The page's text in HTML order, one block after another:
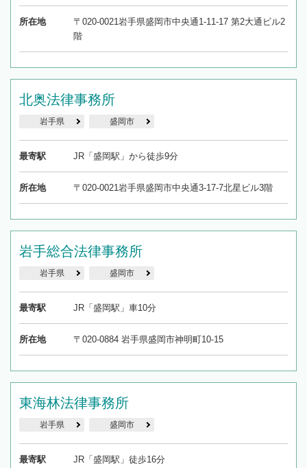
所在地
〒020-0021岩手県盛岡市中央通1-11-17 第2大通ビル2
階
北奥法律事務所
岩手県 盛岡市
最寄駅 JR「盛岡駅」から徒歩9分
所在地 〒020-0021岩手県盛岡市中央通3-17-7北星ビル3階
岩手総合法律事務所
岩手県 盛岡市
最寄駅 JR「盛岡駅」車10分
所在地 〒020-0884 岩手県盛岡市神明町10-15
東海林法律事務所
岩手県 盛岡市
最寄駅 JR「盛岡駅」徒歩16分